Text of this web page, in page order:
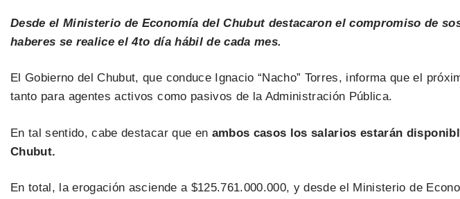
Desde el Ministerio de Economía del Chubut destacaron el compromiso de
haberes se realice el 4to día hábil de cada mes.
El Gobierno del Chubut, que conduce Ignacio “Nacho” Torres, informa que el
tanto para agentes activos como pasivos de la Administración Pública.
En tal sentido, cabe destacar que en ambos casos los salarios estarán
Chubut.
En total, la erogación asciende a $125.761.000.000, y desde el Ministerio de